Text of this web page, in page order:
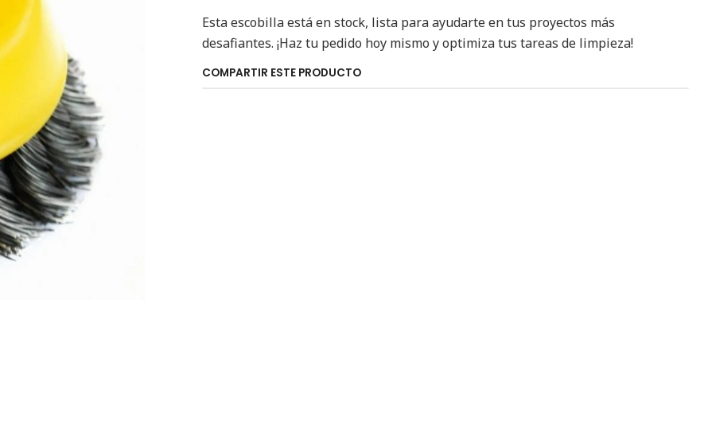
Esta escobilla está en stock, lista para ayudarte en tus proyectos más
desafiantes. ¡Haz tu pedido hoy mismo y optimiza tus tareas de limpieza!
COMPARTIR ESTE PRODUCTO